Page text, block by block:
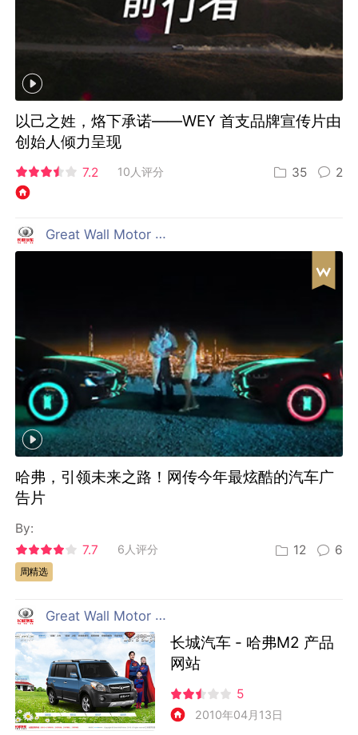
以己之姓，烙下承诺——WEY 首支品牌宣传片由
创始人倾力呈现
7.2 10人评分 35 2
Great Wall Motor 长城汽车
哈弗，引领未来之路！网传今年最炫酷的汽车广
告片
By:
7.7
6人评分 12 6
周精选
Great Wall Motor 长城汽车
长城汽车 - 哈弗M2 产品
网站
5
2010年04月13日